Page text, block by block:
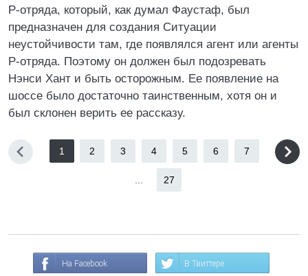
Р-отряда, который, как думал Фаустаф, был
предназначен для создания Ситуации
неустойчивости там, где появлялся агент или агенты
Р-отряда. Поэтому он должен был подозревать
Нэнси Хант и быть осторожным. Ее появление на
шоссе было достаточно таинственным, хотя он и
был склонен верить ее рассказу.
1 2 3 4 5 6 7
27
На Facebook В Твиттере